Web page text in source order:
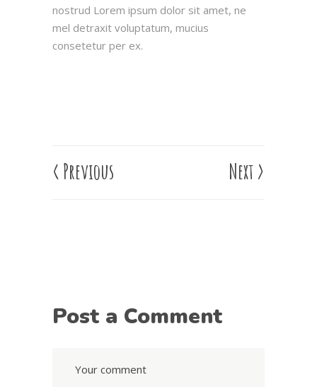
nostrud Lorem ipsum dolor sit amet, ne
mel detraxit voluptatum, mucius
consetetur per ex.
< Previous >
Next
Post a Comment